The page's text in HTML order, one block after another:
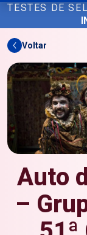
TESTES DE
Voltar
Auto
–